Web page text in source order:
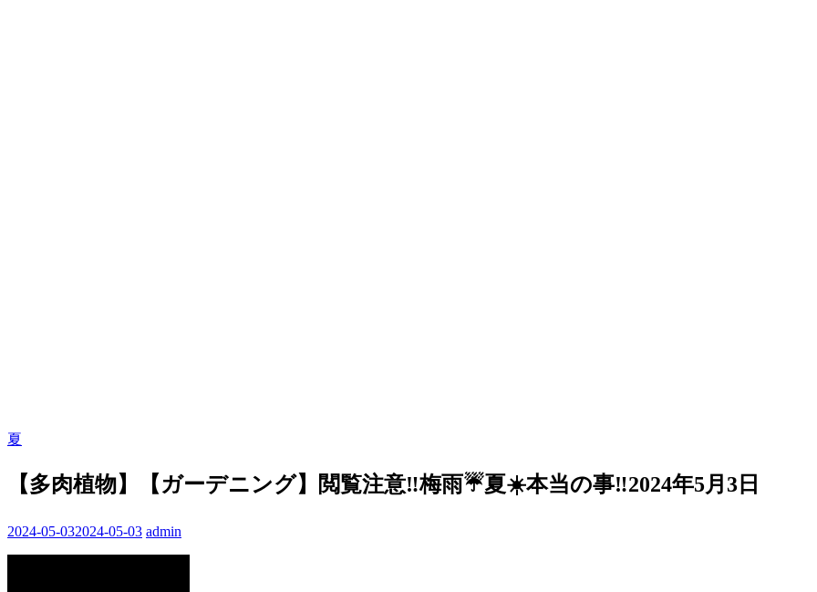
夏
【多肉植物】【ガーデニング】閲覧注意‼️梅雨☔夏☀️本当の事‼️2024年5月3日
2024-05-032024-05-03 admin